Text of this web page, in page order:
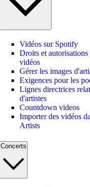
Vidéos sur Spotify
Droits et
vidéos
Gérer les images
Exigences pour les
Lignes directrices
d'artistes
Countdown videos
Importer des vidéos
Artists
Concerts